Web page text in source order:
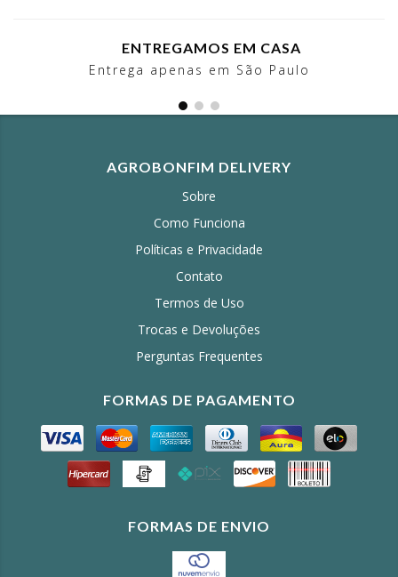
ENTREGAMOS EM CASA
Entrega apenas em São Paulo
AGROBONFIM DELIVERY
Sobre
Como Funciona
Políticas e Privacidade
Contato
Termos de Uso
Trocas e Devoluções
Perguntas Frequentes
FORMAS DE PAGAMENTO
FORMAS DE ENVIO